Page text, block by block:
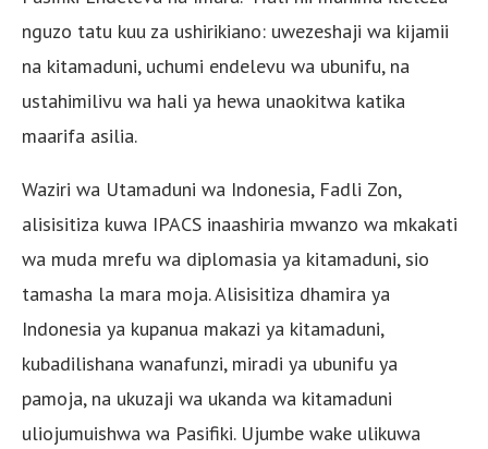
nguzo tatu kuu za ushirikiano: uwezeshaji wa kijamii
na kitamaduni, uchumi endelevu wa ubunifu, na
ustahimilivu wa hali ya hewa unaokitwa katika
maarifa asilia.
Waziri wa Utamaduni wa Indonesia, Fadli Zon,
alisisitiza kuwa IPACS inaashiria mwanzo wa mkakati
wa muda mrefu wa diplomasia ya kitamaduni, sio
tamasha la mara moja. Alisisitiza dhamira ya
Indonesia ya kupanua makazi ya kitamaduni,
kubadilishana wanafunzi, miradi ya ubunifu ya
pamoja, na ukuzaji wa ukanda wa kitamaduni
uliojumuishwa wa Pasifiki. Ujumbe wake ulikuwa